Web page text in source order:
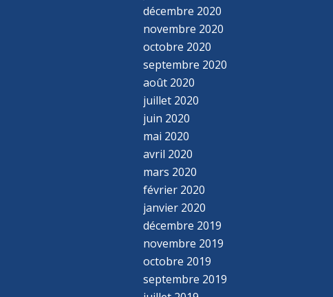
décembre 2020
novembre 2020
octobre 2020
septembre 2020
août 2020
juillet 2020
juin 2020
mai 2020
avril 2020
mars 2020
février 2020
janvier 2020
décembre 2019
novembre 2019
octobre 2019
septembre 2019